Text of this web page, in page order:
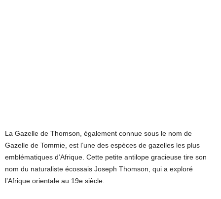
La Gazelle de Thomson, également connue sous le nom de
Gazelle de Tommie, est l’une des espèces de gazelles les plus
emblématiques d’Afrique. Cette petite antilope gracieuse tire son
nom du naturaliste écossais Joseph Thomson, qui a exploré
l’Afrique orientale au 19e siècle.